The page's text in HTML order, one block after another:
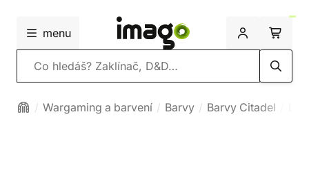
menu
Vyhledávání
Wargaming a barvení Barvy Barvy Citadel